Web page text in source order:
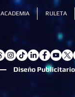
Diseño
ACADEMIA RULETA